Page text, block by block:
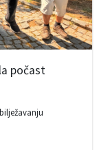
počast